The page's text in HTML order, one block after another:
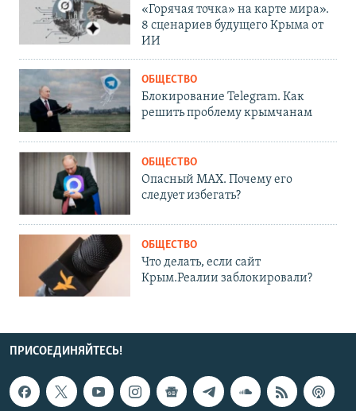
«Горячая точка» на карте мира».
8 сценариев будущего Крыма от
ИИ
ОБЩЕСТВО
Блокирование Telegram. Как
решить проблему крымчанам
ОБЩЕСТВО
Опасный MAX. Почему его
следует избегать?
ОБЩЕСТВО
Что делать, если сайт
Крым.Реалии заблокировали?
ПРИСОЕДИНЯЙТЕСЬ!